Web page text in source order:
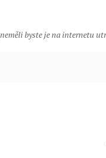
byste je na internetu